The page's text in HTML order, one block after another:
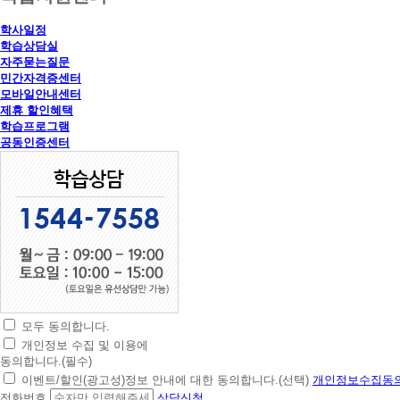
학사일정
학습상담실
자주묻는질문
민간자격증센터
모바일안내센터
제휴 할인혜택
학습프로그램
공동인증센터
초
간
편
상
모두 동의합니다.
개인정보 수집 및 이용에
동의합니다.(필수)
이벤트/할인(광고성)정보 안내에 대한 동의합니다.(선택) 개인정보수집동